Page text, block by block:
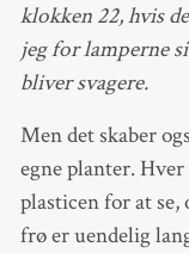
klokken 22, hvis
jeg for lamperne
bliver svagere.
Men det skaber
egne planter.
plasticen for at se,
frø er uendelig